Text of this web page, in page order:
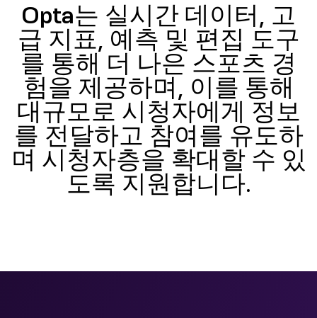
Opta는 실시간 데이터, 고
급 지표, 예측 및 편집 도구
를 통해 더 나은 스포츠 경
험을 제공하며, 이를 통해
대규모로 시청자에게 정보
를 전달하고 참여를 유도하
며 시청자층을 확대할 수 있
도록 지원합니다.